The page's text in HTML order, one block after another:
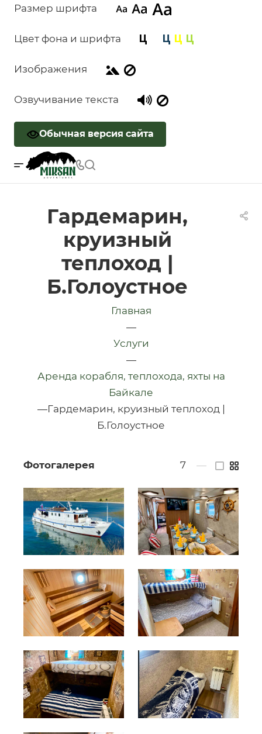
Размер шрифта
Цвет фона и шрифта
Изображения
Озвучивание текста
Обычная версия сайта
Гардемарин,
круизный
теплоход |
Б.Голоустное
Главная
—
Услуги
—
Аренда корабля, теплохода, яхты на
Байкале
—Гардемарин, круизный теплоход |
Б.Голоустное
Фотогалерея 7 —